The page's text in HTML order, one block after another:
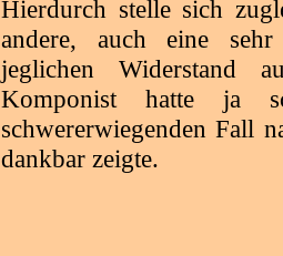
Hierdurch stelle sich
andere, auch eine sehr
jeglichen Widerstand
Komponist hatte ja
schwererwiegenden Fall
dankbar zeigte.